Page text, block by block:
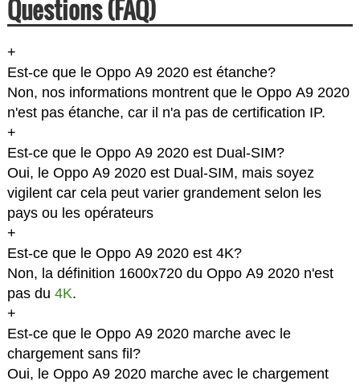
Questions (FAQ)
+
Est-ce que le Oppo A9 2020 est étanche?
Non, nos informations montrent que le Oppo A9 2020
n'est pas étanche, car il n'a pas de certification IP.
+
Est-ce que le Oppo A9 2020 est Dual-SIM?
Oui, le Oppo A9 2020 est Dual-SIM, mais soyez
vigilent car cela peut varier grandement selon les
pays ou les opérateurs
+
Est-ce que le Oppo A9 2020 est 4K?
Non, la définition 1600x720 du Oppo A9 2020 n'est
pas du 4K.
+
Est-ce que le Oppo A9 2020 marche avec le
chargement sans fil?
Oui, le Oppo A9 2020 marche avec le chargement